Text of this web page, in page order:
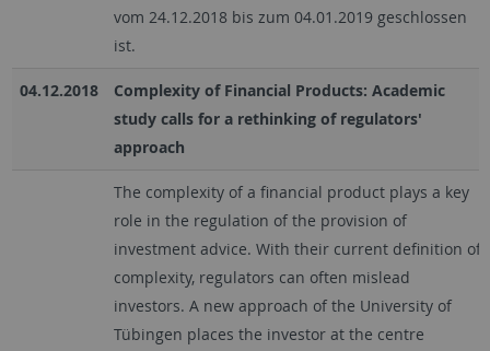
vom 24.12.2018 bis zum 04.01.2019 geschlossen
ist.
04.12.2018
Complexity of Financial Products: Academic
study calls for a rethinking of regulators'
approach
The complexity of a financial product plays a key
role in the regulation of the provision of
investment advice. With their current definition of
complexity, regulators can often mislead
investors. A new approach of the University of
Tübingen places the investor at the centre